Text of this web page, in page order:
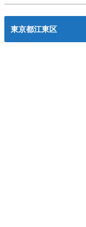
東京都江東区